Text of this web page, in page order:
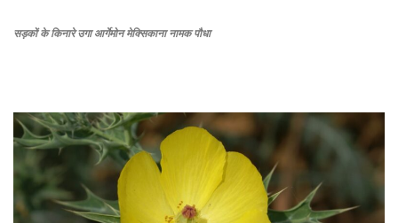
सड़कों के किनारे उगा आर्गेमोन मेक्सिकाना नामक पौधा